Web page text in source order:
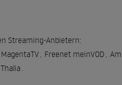
Streaming-Anbietern:
MagentaTV Freenet meinVOD
Thalia